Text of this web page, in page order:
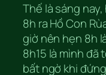
Thế là sáng
8h ra Hồ Con
giờ nên hẹn 8h
8h15 là mình đã
bất ngờ khi